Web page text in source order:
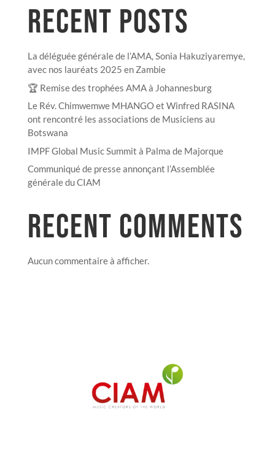
RECENT POSTS
La déléguée générale de l’AMA, Sonia Hakuziyaremye,
avec nos lauréats 2025 en Zambie
🏆 Remise des trophées AMA à Johannesburg
Le Rév. Chimwemwe MHANGO et Winfred RASINA
ont rencontré les associations de Musiciens au
Botswana
IMPF Global Music Summit à Palma de Majorque
Communiqué de presse annonçant l’Assemblée
générale du CIAM
RECENT COMMENTS
Aucun commentaire à afficher.